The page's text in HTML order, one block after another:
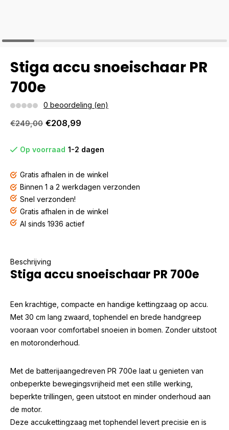
Stiga accu snoeischaar PR
700e
0 beoordeling (en)
€249,00 €208,99
Op voorraad 1-2 dagen
Gratis afhalen in de winkel
Binnen 1 a 2 werkdagen verzonden
Snel verzonden!
Gratis afhalen in de winkel
Al sinds 1936 actief
Beschrijving
Stiga accu snoeischaar PR 700e
Een krachtige, compacte en handige kettingzaag op accu.
Met 30 cm lang zwaard, tophendel en brede handgreep
vooraan voor comfortabel snoeien in bomen. Zonder uitstoot
en motoronderhoud.
Met de batterijaangedreven PR 700e laat u genieten van
onbeperkte bewegingsvrijheid met een stille werking,
beperkte trillingen, geen uitstoot en minder onderhoud aan
de motor.
Deze accukettingzaag met tophendel levert precisie en is